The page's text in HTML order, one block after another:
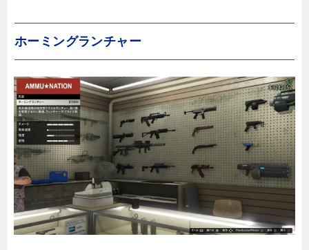
ホーミングランチャー